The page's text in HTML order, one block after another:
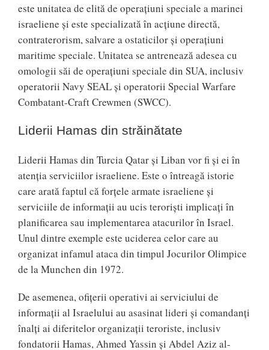
este unitatea de elită de operațiuni speciale a marinei
israeliene și este specializată în acțiune directă,
contraterorism, salvare a ostaticilor și operațiuni
maritime speciale. Unitatea se antrenează adesea cu
omologii săi de operațiuni speciale din SUA, inclusiv
operatorii Navy SEAL și operatorii Special Warfare
Combatant-Craft Crewmen (SWCC).
Liderii Hamas din străinătate
Liderii Hamas din Turcia Qatar și Liban vor fi și ei în
atenția serviciilor israeliene. Este o întreagă istorie
care arată faptul că forțele armate israeliene și
serviciile de informații au ucis teroriști implicați în
planificarea sau implementarea atacurilor în Israel.
Unul dintre exemple este uciderea celor care au
organizat infamul ataca din timpul Jocurilor Olimpice
de la Munchen din 1972.
De asemenea, ofițerii operativi ai serviciului de
informații al Israelului au asasinat lideri și comandanți
înalți ai diferitelor organizații teroriste, inclusiv
fondatorii Hamas, Ahmed Yassin și Abdel Aziz al-